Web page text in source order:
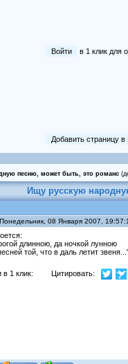
Войти в 1 клик для
Добавить страницу
песню, может быть, это романс
Ищу русскую
08 Января 2007,
длинною, да ночкой лунною
той, что в даль летит
в 1 клик: Цитировать: